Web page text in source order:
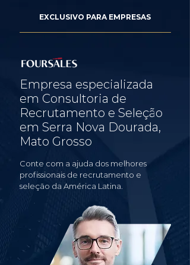
EXCLUSIVO PARA EMPRESAS
Empresa especializada
em Consultoria de
Recrutamento e Seleção
em Serra Nova Dourada,
Mato Grosso
Conte com a ajuda dos melhores
profissionais de recrutamento e
seleção da América Latina.